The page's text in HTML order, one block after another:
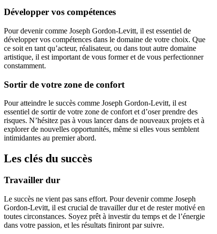
Développer vos compétences
Pour devenir comme Joseph Gordon-Levitt, il est essentiel de
développer vos compétences dans le domaine de votre choix. Que
ce soit en tant qu’acteur, réalisateur, ou dans tout autre domaine
artistique, il est important de vous former et de vous perfectionner
constamment.
Sortir de votre zone de confort
Pour atteindre le succès comme Joseph Gordon-Levitt, il est
essentiel de sortir de votre zone de confort et d’oser prendre des
risques. N’hésitez pas à vous lancer dans de nouveaux projets et à
explorer de nouvelles opportunités, même si elles vous semblent
intimidantes au premier abord.
Les clés du succès
Travailler dur
Le succès ne vient pas sans effort. Pour devenir comme Joseph
Gordon-Levitt, il est crucial de travailler dur et de rester motivé en
toutes circonstances. Soyez prêt à investir du temps et de l’énergie
dans votre passion, et les résultats finiront par suivre.